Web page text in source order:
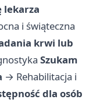
lekarza
i świąteczna
krwi lub
Szukam
→ Rehabilitacja i
dla osób